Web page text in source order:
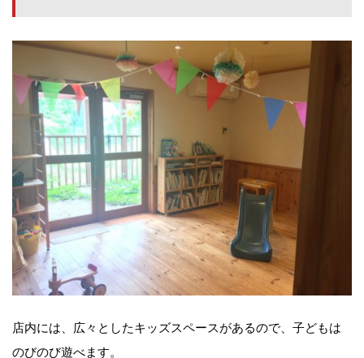
店内には、広々としたキッズスペースがあるので、子どもは
のびのび遊べます。